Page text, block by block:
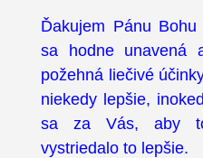
Ďakujem Pánu
sa hodne unavená
požehná liečivé
niekedy lepšie,
sa za Vás, aby
vystriedalo to lepšie.